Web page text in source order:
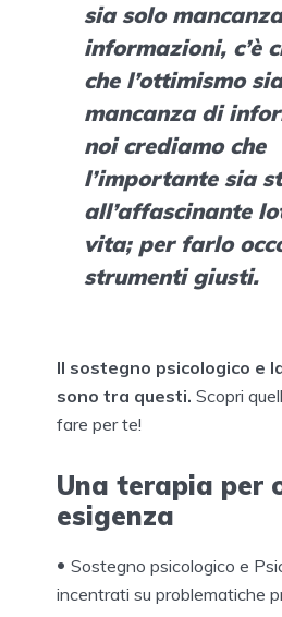
sia solo
informazioni, c’è
che l’ottimismo
mancanza di
noi crediamo che
l’importante sia
all’affascinante
vita; per farlo
strumenti giusti.
Il sostegno psicologico e
sono tra questi. Scopri
fare per te!
Una terapia per
esigenza
Sostegno psicologico e
incentrati su problematiche